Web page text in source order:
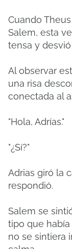
Cuando
Salem, esta
tensa y
Al observar
una risa
conectada al
"Hola, Adrías."
"¿Sí?"
Adrias giró la
respondió.
Salem se
tipo que
no se sintiera